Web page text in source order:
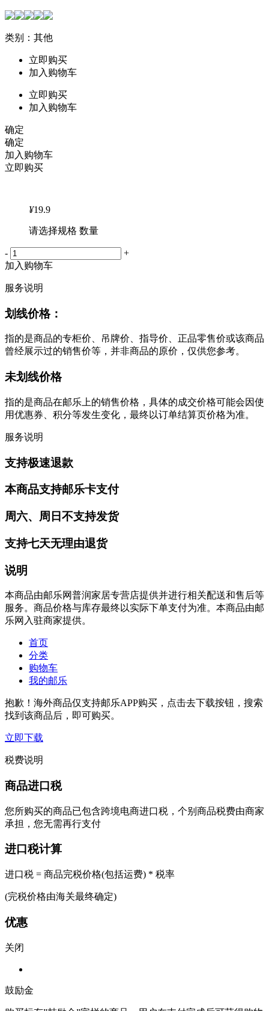
类别：其他
立即购买
加入购物车
立即购买
加入购物车
确定
确定
加入购物车
立即购买
¥19.9
请选择规格 数量
-
+
加入购物车
服务说明
划线价格：
指的是商品的专柜价、吊牌价、指导价、正品零售价或该商品
曾经展示过的销售价等，并非商品的原价，仅供您参考。
未划线价格
指的是商品在邮乐上的销售价格，具体的成交价格可能会因使
用优惠券、积分等发生变化，最终以订单结算页价格为准。
服务说明
支持极速退款
本商品支持邮乐卡支付
周六、周日不支持发货
支持七天无理由退货
说明
本商品由邮乐网普润家居专营店提供并进行相关配送和售后等
服务。商品价格与库存最终以实际下单支付为准。本商品由邮
乐网入驻商家提供。
首页
分类
购物车
我的邮乐
抱歉！海外商品仅支持邮乐APP购买，点击去下载按钮，搜索
找到该商品后，即可购买。
立即下载
税费说明
商品进口税
您所购买的商品已包含跨境电商进口税，个别商品税费由商家
承担，您无需再行支付
进口税计算
进口税 = 商品完税价格(包括运费) * 税率
(完税价格由海关最终确定)
优惠
关闭
鼓励金